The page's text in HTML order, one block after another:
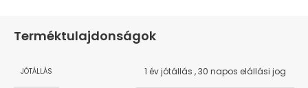
Terméktulajdonságok
JÓTÁLLÁS 1 év jótállás ,30 napos elállási jog